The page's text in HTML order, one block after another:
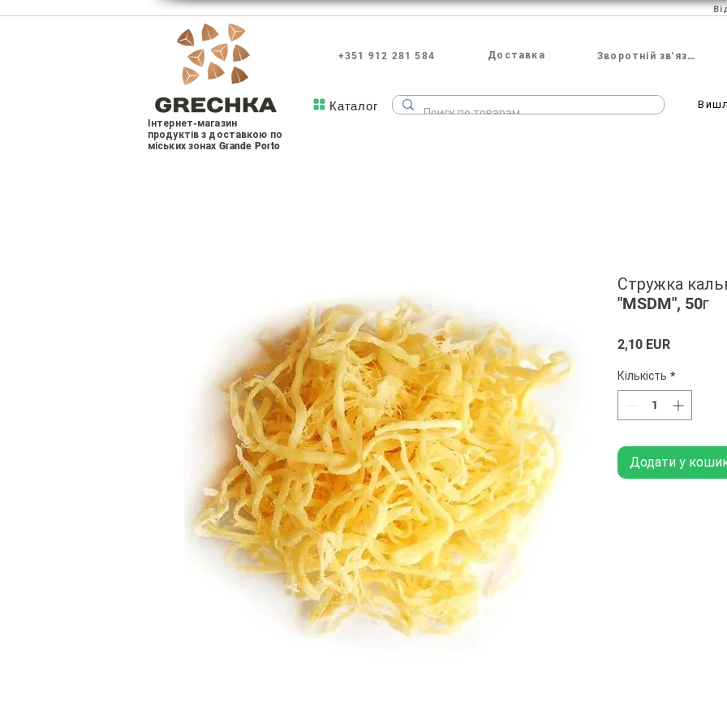
+351 912 281 584 Доставка Зворотній зв'язок
Інтернет-магазин
продуктів з доставкою по
міських зонах Grande Porto
Каталог
Стружка
"MSDM", 50г
2,10 EURЦіна
Кількість *
Додати у